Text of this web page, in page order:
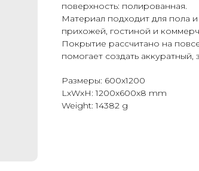
поверхность: полированная.
Материал подходит для пола
прихожей, гостиной и
Покрытие рассчитано на
помогает создать
Размеры: 600x1200
LxWxH: 1200x600x8 mm
Weight: 14382 g